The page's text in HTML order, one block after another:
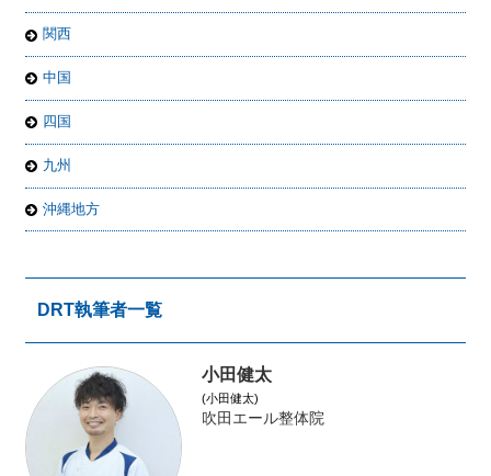
関西
中国
四国
九州
沖縄地方
DRT執筆者一覧
小田健太
(小田健太)
吹田エール整体院